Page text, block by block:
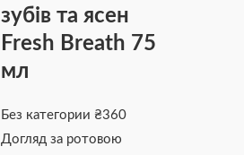
зубів та ясен
Fresh Breath 75
мл
Без категории₴360
Догляд за ротовою